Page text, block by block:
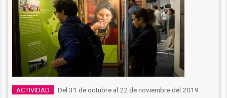
ACTIVIDAD Del 31 de octubre al 22 de noviembre del 2019